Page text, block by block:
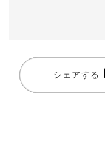
シェアする